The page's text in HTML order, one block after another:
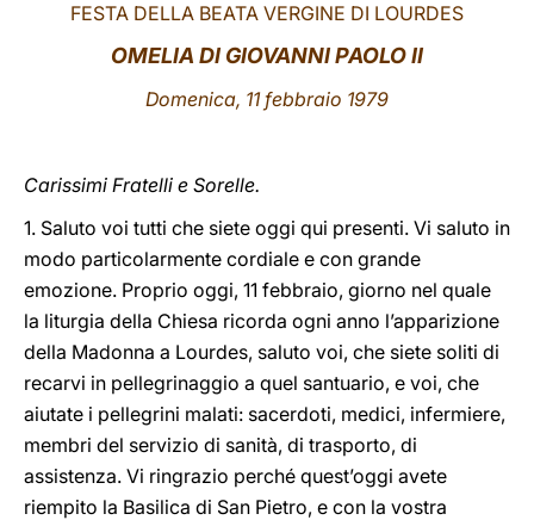
FESTA DELLA BEATA VERGINE DI LOURDES
OMELIA DI GIOVANNI PAOLO II
Domenica, 11 febbraio 1979
Carissimi Fratelli e Sorelle.
1. Saluto voi tutti che siete oggi qui presenti. Vi saluto in
modo particolarmente cordiale e con grande
emozione. Proprio oggi, 11 febbraio, giorno nel quale
la liturgia della Chiesa ricorda ogni anno l’apparizione
della Madonna a Lourdes, saluto voi, che siete soliti di
recarvi in pellegrinaggio a quel santuario, e voi, che
aiutate i pellegrini malati: sacerdoti, medici, infermiere,
membri del servizio di sanità, di trasporto, di
assistenza. Vi ringrazio perché quest’oggi avete
riempito la Basilica di San Pietro, e con la vostra